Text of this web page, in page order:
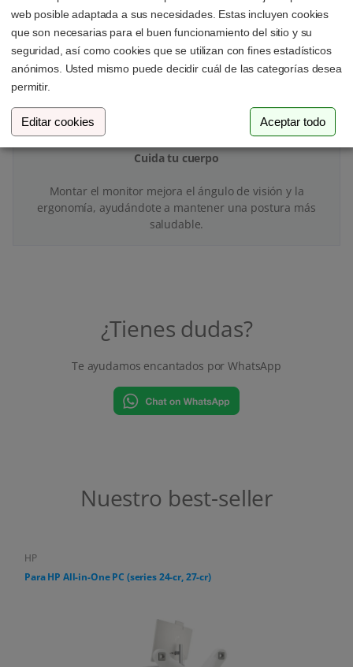
Con tu adaptador VESA y soporte para monitor ganarás
espacio y orden en tu zona de trabajo.
Cuida tu cuerpo
Montar el monitor mejora el ángulo de visión y la
ergonomía, ayudándote a mantener una postura más
saludable.
¿Tienes dudas?
Te ayudamos encantados por WhatsApp
Nuestro best-seller
HP
Para HP All-in-One PC (series 24-cr, 27-cr)
web posible adaptada a sus necesidades. Estas incluyen cookies
que son necesarias para el buen funcionamiento del sitio y su
seguridad, así como cookies que se utilizan con fines estadísticos
anónimos. Usted mismo puede decidir cuál de las categorías desea
permitir.
Editar cookies Aceptar todo